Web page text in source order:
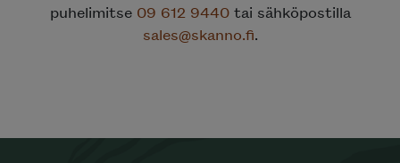
puhelimitse 09 612 9440tai sähköpostilla
sales@skanno.fi.